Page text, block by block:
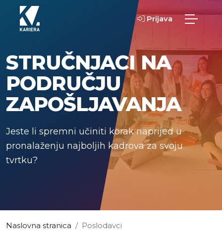
Prijava
STRUČNJACI NA
PODRUČJU
ZAPOŠLJAVANJA
Jeste li spremni učiniti korak naprijed u
pronalaženju najboljih kadrova za svoju
tvrtku?
Naslovna stranica Poslodavci